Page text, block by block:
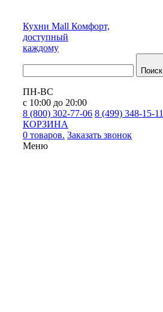
Кухни Mall Комфорт,
доступный
каждому
Поиск
ПН-ВС
с 10:00 до 20:00
8 (800) 302-77-06 8 (499) 348-15-11
КОРЗИНА
0 товаров. Заказать звонок
Меню